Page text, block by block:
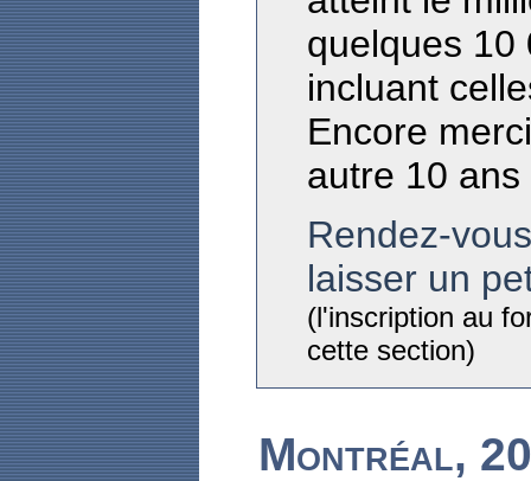
quelques 10
incluant
Encore
autre 10 ans
Rendez-
laisser un
(l'inscription au
cette section)
Montréal, 20